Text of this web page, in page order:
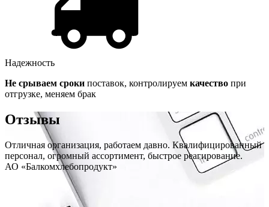
Надежность
Не срываем сроки поставок, контролируем качество при
отгрузке, меняем брак
Отзывы
Отличная организация, работаем давно. Квалифицированный
персонал, огромный ассортимент, быстрое реагирование.
АО «Балкомхлебопродукт»